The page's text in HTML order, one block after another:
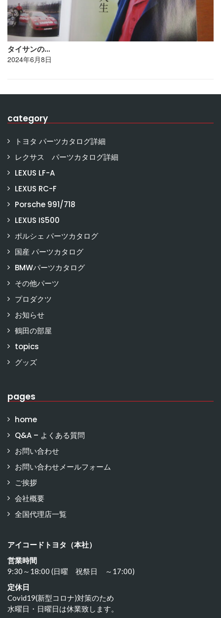
タイサンの…
2024年6月8日
category
トヨタ パーツカタログ詳細
レクサス パーツカタログ詳細
LEXUS LF-A
LEXUS RC-F
Porsche 991/718
LEXUS IS500
ポルシェ パーツカタログ
国産 パーツカタログ
BMWパーツカタログ
その他パーツ
プロダクツ
お知らせ
鶴田の部屋
topics
グッズ
pages
home
Q&A – よくある質問
お問い合わせ
お問い合わせメールフォーム
ご挨拶
会社概要
全国代理店一覧
アイコードトヨタ（本社）
営業時間
9:30～18:00 (日曜 祝祭日 ～17:00)
定休日
Covid19(新型コロナ)対策のため
水曜日・日曜日は休業致します。